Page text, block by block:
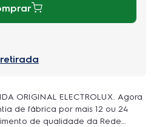
ORIGINAL ELECTROLUX. Agora
de fábrica por mais 12 ou 24
de qualidade da Rede